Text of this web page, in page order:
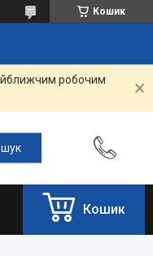
Кошик
робочим
Кошик